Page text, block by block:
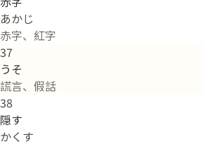
あかじ
赤字、紅字
37
うそ
謊言、假話
38
隠す
かくす